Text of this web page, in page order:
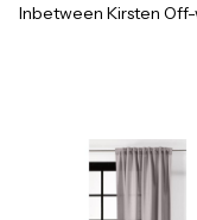
Inbetween Kirsten